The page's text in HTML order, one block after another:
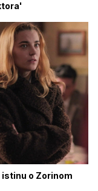
istinu o Zorinom